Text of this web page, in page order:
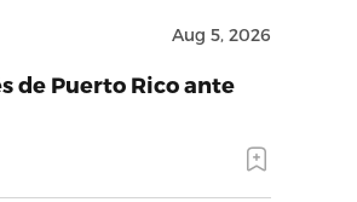
Aug 5, 2026
de Puerto Rico ante